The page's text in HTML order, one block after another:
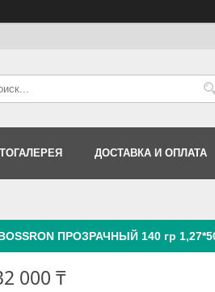
ДОСТАВКА И ОПЛАТА
ПРОЗРАЧНЫЙ 140 гр
000 ₸